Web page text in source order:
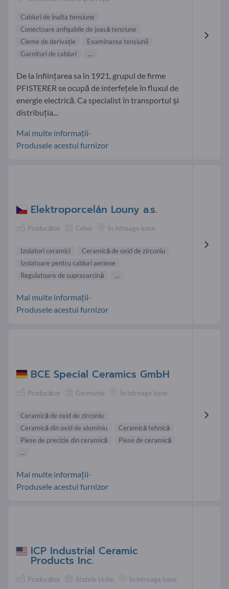
Cabluri de înalta tensiune
Conectoare anfişabile de joasă tensiune
Cleme de derivaţie
Examinarea tensiunii
Garnituri de cabluri
...
De la înființarea sa în 1921, grupul de firme
PFISTERER se ocupă de interfețele în fluxul de
energie electrică. Ca specialist în transportul și
distribuția...
Mai multe informații-
Produsele acestui furnizor
Elektroporcelán Louny a.s.
Producător Cehia În întreaga lume
Izolatori ceramici
Ceramică de oxid de zirconiu
Izolatoare pentru cabluri aeriene
Regulatoare de suprasarcină
...
Mai multe informații-
Produsele acestui furnizor
BCE Special Ceramics GmbH
Producător Germania În întreaga lume
Ceramică de oxid de zirconiu
Ceramică din oxid de aluminiu
Ceramică tehnică
Piese de precizie din ceramică
Piese de ceramică
...
Mai multe informații-
Produsele acestui furnizor
ICP Industrial Ceramic
Products Inc.
Producător Statele Unite În întreaga lume